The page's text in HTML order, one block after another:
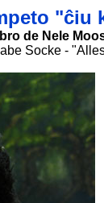
"ĉiu
de Nele
Socke -